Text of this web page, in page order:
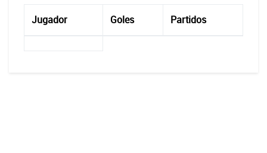
Jugador Goles Partidos